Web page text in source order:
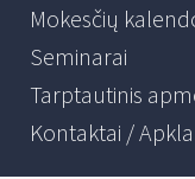
Mokesčių
Seminarai
Tarptautinis
Kontaktai /